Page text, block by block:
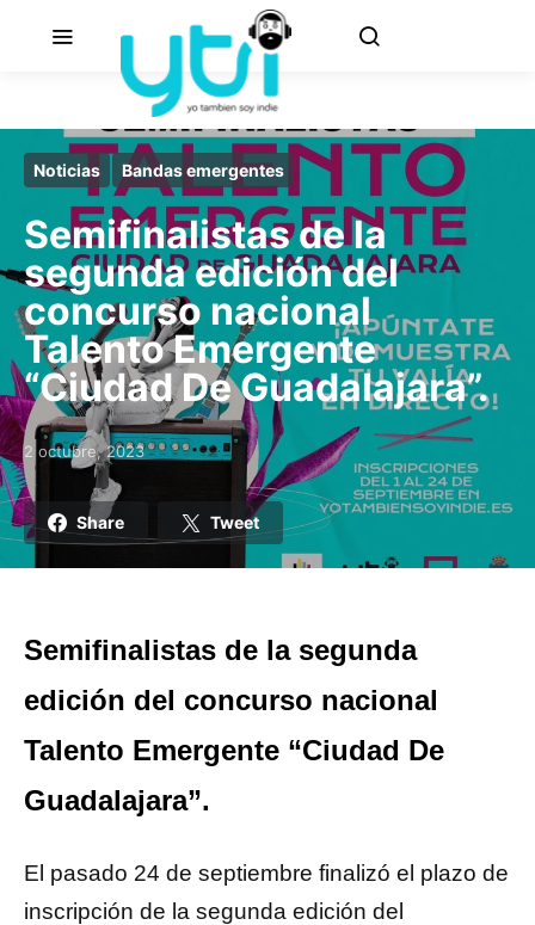
Noticias Bandas emergentes
Semifinalistas de la
segunda edición del
concurso nacional
Talento Emergente
“Ciudad De Guadalajara”.
Posted on
2 octubre, 2023
Share Tweet
Semifinalistas de la segunda
edición del concurso nacional
Talento Emergente “Ciudad De
Guadalajara”.
El pasado 24 de septiembre finalizó el plazo de
inscripción de la segunda edición del